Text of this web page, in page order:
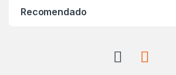
Recomendado